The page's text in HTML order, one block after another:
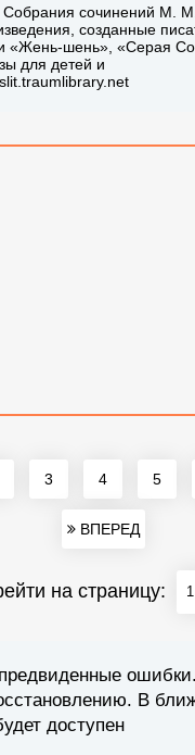
Собрания сочинений М.
созданные
«Жень-шень», «Серая
для детей и
3 4 5
ВПЕРЕД
на страницу:
В
доступен